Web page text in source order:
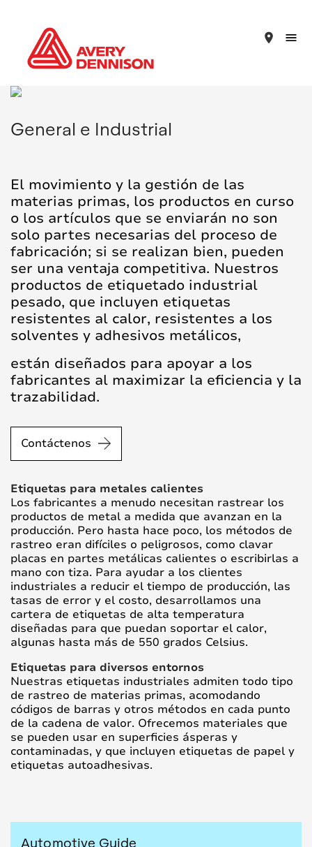
place
General e Industrial
El movimiento y la gestión de las
materias primas, los productos en curso
o los artículos que se enviarán no son
solo partes necesarias del proceso de
fabricación; si se realizan bien, pueden
ser una ventaja competitiva. Nuestros
productos de etiquetado industrial
pesado, que incluyen etiquetas
resistentes al calor, resistentes a los
solventes y adhesivos metálicos,
están diseñados para apoyar a los
fabricantes al maximizar la eficiencia y la
trazabilidad.
Contáctenos
Etiquetas para metales calientes
Los fabricantes a menudo necesitan rastrear los
productos de metal a medida que avanzan en la
producción. Pero hasta hace poco, los métodos de
rastreo eran difíciles o peligrosos, como clavar
placas en partes metálicas calientes o escribirlas a
mano con tiza. Para ayudar a los clientes
industriales a reducir el tiempo de producción, las
tasas de error y el costo, desarrollamos una
cartera de etiquetas de alta temperatura
diseñadas para que puedan soportar el calor,
algunas hasta más de 550 grados Celsius.
Etiquetas para diversos entornos
Nuestras etiquetas industriales admiten todo tipo
de rastreo de materias primas, acomodando
códigos de barras y otros métodos en cada punto
de la cadena de valor. Ofrecemos materiales que
se pueden usar en superficies ásperas y
contaminadas, y que incluyen etiquetas de papel y
etiquetas autoadhesivas.
Automotive Guide